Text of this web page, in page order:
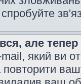
але
який ви
повторити